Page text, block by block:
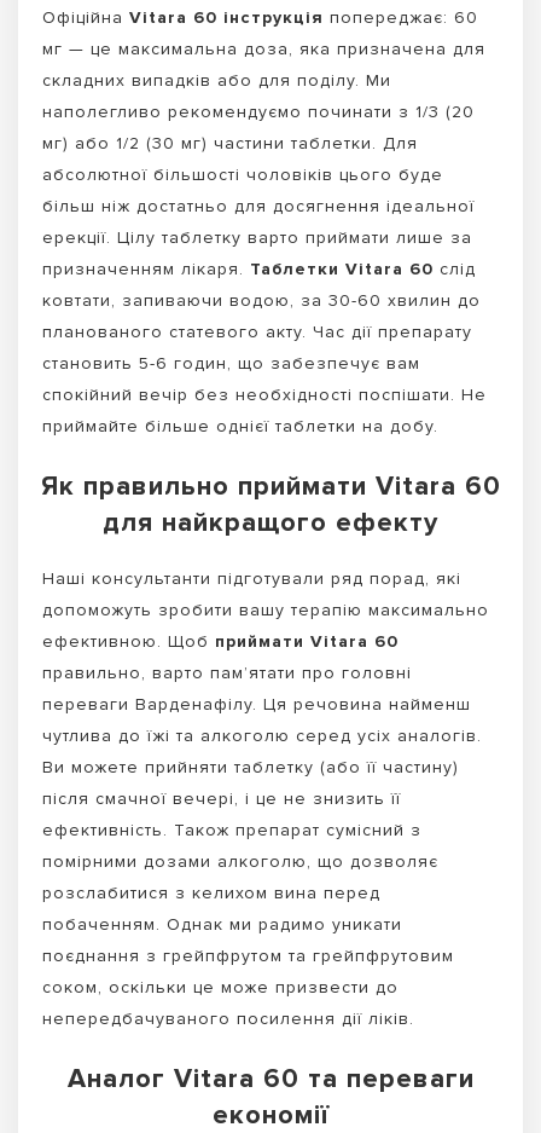
Офіційна Vitara 60 інструкція попереджає: 60
мг — це максимальна доза, яка призначена для
складних випадків або для поділу. Ми
наполегливо рекомендуємо починати з 1/3 (20
мг) або 1/2 (30 мг) частини таблетки. Для
абсолютної більшості чоловіків цього буде
більш ніж достатньо для досягнення ідеальної
ерекції. Цілу таблетку варто приймати лише за
призначенням лікаря. Таблетки Vitara 60 слід
ковтати, запиваючи водою, за 30-60 хвилин до
планованого статевого акту. Час дії препарату
становить 5-6 годин, що забезпечує вам
спокійний вечір без необхідності поспішати. Не
приймайте більше однієї таблетки на добу.
Як правильно приймати Vitara 60
для найкращого ефекту
Наші консультанти підготували ряд порад, які
допоможуть зробити вашу терапію максимально
ефективною. Щоб приймати Vitara 60
правильно, варто пам’ятати про головні
переваги Варденафілу. Ця речовина найменш
чутлива до їжі та алкоголю серед усіх аналогів.
Ви можете прийняти таблетку (або її частину)
після смачної вечері, і це не знизить її
ефективність. Також препарат сумісний з
помірними дозами алкоголю, що дозволяє
розслабитися з келихом вина перед
побаченням. Однак ми радимо уникати
поєднання з грейпфрутом та грейпфрутовим
соком, оскільки це може призвести до
непередбачуваного посилення дії ліків.
Аналог Vitara 60 та переваги
економії